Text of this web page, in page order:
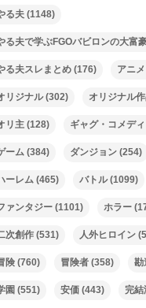
る夫 (1148)
る夫で学ぶFGOバビロンの大富
る夫スレまとめ (176) アニメ
リジナル(302) オリジナル
リ主 (128) ギャグ・コメディ
ーム (384) ダンジョン (254)
ーレム (465) バトル(1099)
ァンタジー (1101) ホラー
次創作 (531) 人外ヒロイン
険 (760) 冒険者 (358) 勘
園 (551) 安価 (443) 完結